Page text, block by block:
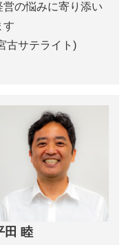
営の悩みに寄り添い
す
古サテライト)
田 睦